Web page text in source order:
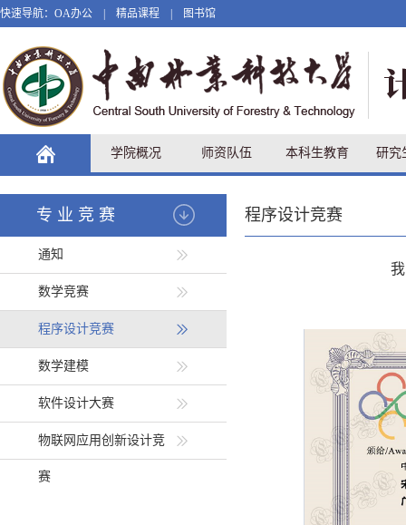
快速导航： OA办公 精品课程 图书馆
学院概况 师资队伍 本科生教育 研究
专业竞赛
通知
数学竞赛
程序设计竞赛
数学建模
软件设计大赛
物联网应用创新设计竞
赛
程序设计竞赛